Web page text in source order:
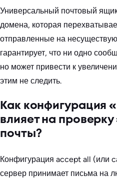
Универсальный почтовый
домена, которая
отправленные на
гарантирует, что ни одно
но может привести к
этим не следить.
Как конфигурация
влияет на
почты?
Конфигурация accept all (или
сервер принимает письма на